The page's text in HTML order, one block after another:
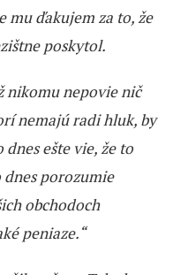
mu ďakujem za to, že
poskytol.
nikomu nepovie nič
nemajú radi hluk, by
ešte vie, že to
dnes porozumie
obchodoch
peniaze.“